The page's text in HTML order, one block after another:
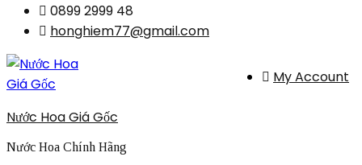
Skip
content
0899 2999 48
honghiem77@gmail.com
My Account
Nước Hoa Giá Gốc
Nước Hoa Chính Hãng